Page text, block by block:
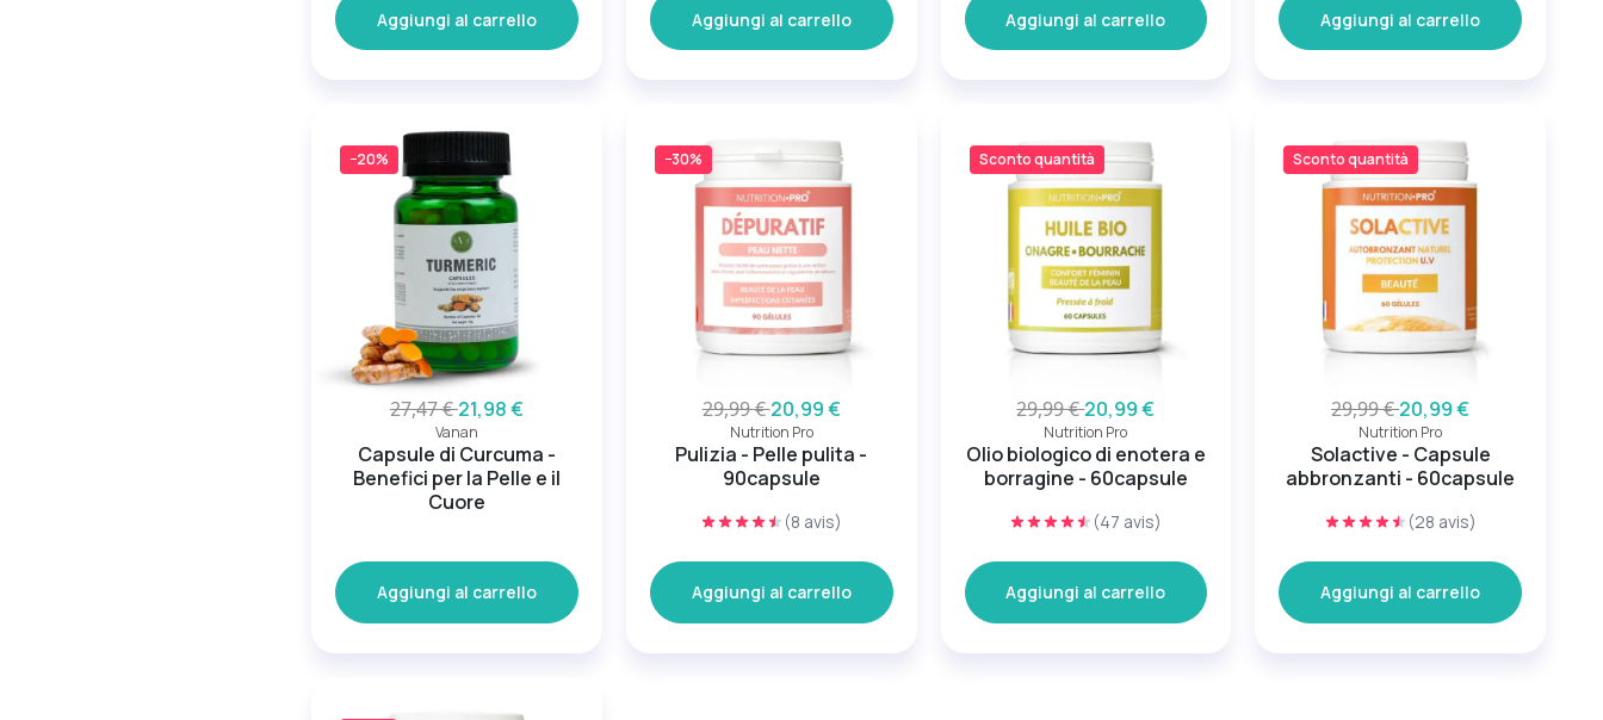
Aggiungi al carrello Aggiungi al carrello Aggiungi al carrello Aggiungi al carrello
−20%
27,47 €21,98 €
Vanan
Capsule di Curcuma -
Benefici per la Pelle e il
Cuore
Aggiungi al carrello
−30%
29,99 €20,99 €
Nutrition Pro
Pulizia - Pelle pulita -
90capsule
(8 avis)
Aggiungi al carrello
Sconto quantità
29,99 €20,99 €
Nutrition Pro
Olio biologico di enotera e
borragine - 60capsule
(47 avis)
Aggiungi al carrello
Sconto quantità
29,99 €20,99 €
Nutrition Pro
Solactive - Capsule
abbronzanti - 60capsule
(28 avis)
Aggiungi al carrello